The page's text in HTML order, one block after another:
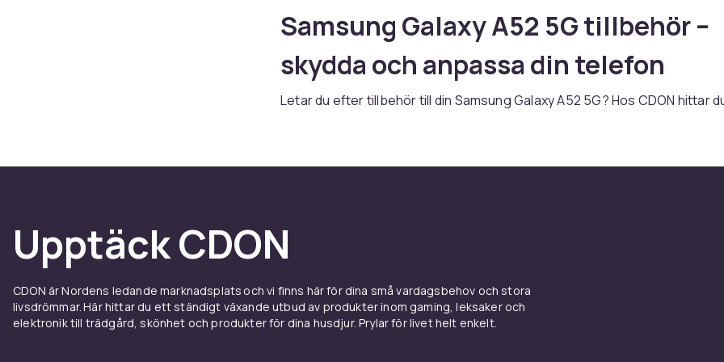
Samsung Galaxy A52 5G tillbehör –
skydda och anpassa din telefon
Letar du efter tillbehör till din Samsung Galaxy A52 5G? Hos CDON hittar
Galaxy A52 5G
olyckor. Välj mellan tunna skalskydd eller robusta stötdämpande modeller.
Komplettera med ett skärmskydd av härdat glas för fullt skydd. Se hela
Samsung mobilskal & tillbehör hos CDON.
Upptäck CDON
CDON är Nordens ledande marknadsplats och vi finns här för dina små vardagsbehov och stora
livsdrömmar. Här hittar du ett ständigt växande utbud av produkter inom gaming, leksaker och
elektronik till trädgård, skönhet och produkter för dina husdjur. Prylar för livet helt enkelt.